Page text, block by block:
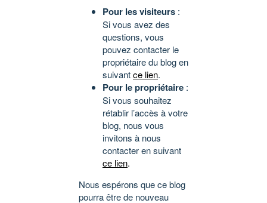
Pour les visiteurs :
Si vous avez des
questions, vous
pouvez contacter le
propriétaire du blog en
suivantce lien.
Pour le propriétaire :
Si vous souhaitez
rétablir l’accès à votre
blog, nous vous
invitons à nous
contacter en suivant
ce lien.
Nous espérons que ce blog
pourra être de nouveau